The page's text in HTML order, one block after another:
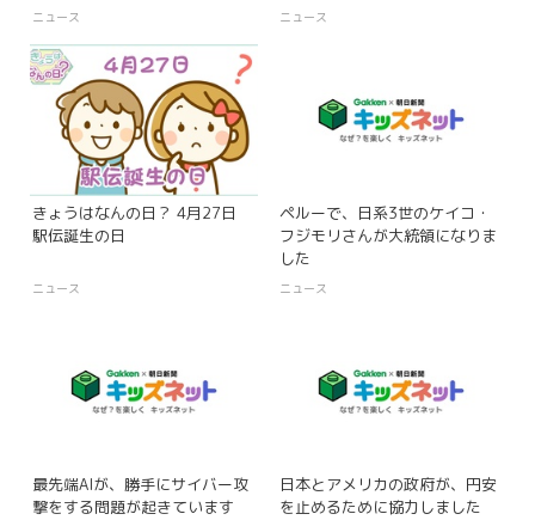
ニュース ニュース
きょうはなんの日？ 4月27日
駅伝誕生の日
ニュース
ペルーで、日系3世のケイコ・
フジモリさんが大統領になりま
した
ニュース
最先端AIが、勝手にサイバー攻
撃をする問題が起きています
日本とアメリカの政府が、円安
を止めるために協力しました